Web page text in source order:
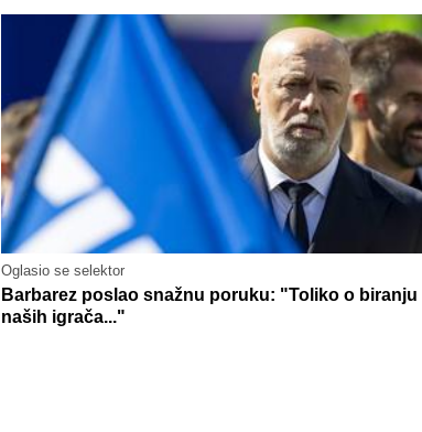
Oglasio se selektor
Barbarez poslao snažnu poruku: "Toliko o biranju
naših igrača..."